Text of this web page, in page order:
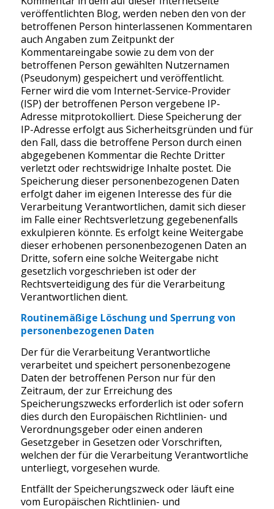
veröffentlichten Blog, werden neben den von der
betroffenen Person hinterlassenen Kommentaren
auch Angaben zum Zeitpunkt der
Kommentareingabe sowie zu dem von der
betroffenen Person gewählten Nutzernamen
(Pseudonym) gespeichert und veröffentlicht.
Ferner wird die vom Internet-Service-Provider
(ISP) der betroffenen Person vergebene IP-
Adresse mitprotokolliert. Diese Speicherung der
IP-Adresse erfolgt aus Sicherheitsgründen und für
den Fall, dass die betroffene Person durch einen
abgegebenen Kommentar die Rechte Dritter
verletzt oder rechtswidrige Inhalte postet. Die
Speicherung dieser personenbezogenen Daten
erfolgt daher im eigenen Interesse des für die
Verarbeitung Verantwortlichen, damit sich dieser
im Falle einer Rechtsverletzung gegebenenfalls
exkulpieren könnte. Es erfolgt keine Weitergabe
dieser erhobenen personenbezogenen Daten an
Dritte, sofern eine solche Weitergabe nicht
gesetzlich vorgeschrieben ist oder der
Rechtsverteidigung des für die Verarbeitung
Verantwortlichen dient.
Routinemäßige Löschung und Sperrung von
personenbezogenen Daten
Der für die Verarbeitung Verantwortliche
verarbeitet und speichert personenbezogene
Daten der betroffenen Person nur für den
Zeitraum, der zur Erreichung des
Speicherungszwecks erforderlich ist oder sofern
dies durch den Europäischen Richtlinien- und
Verordnungsgeber oder einen anderen
Gesetzgeber in Gesetzen oder Vorschriften,
welchen der für die Verarbeitung Verantwortliche
unterliegt, vorgesehen wurde.
Entfällt der Speicherungszweck oder läuft eine
vom Europäischen Richtlinien- und